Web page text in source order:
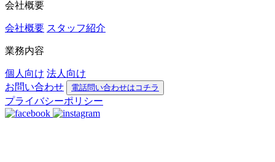
会社概要
会社概要 スタッフ紹介
業務内容
個人向け 法人向け
お問い合わせ
電話問い合わせはコチラ
プライバシーポリシー